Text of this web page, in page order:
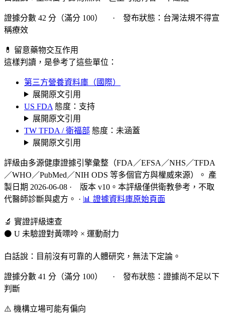
證據分數 42 分（滿分 100） · 發布狀態：台灣法規不得宣
稱療效
💊 留意藥物交互作用
這樣判讀，是參考了這些單位：
第三方營養資料庫（國際）
展開原文引用
US FDA 態度：支持
展開原文引用
TW TFDA / 衛福部 態度：未涵蓋
展開原文引用
評級由多源健康證據引擎彙整（FDA／EFSA／NHS／TFDA
／WHO／PubMed／NIH ODS 等多個官方與權威來源）。 產
製日期 2026-06-08 · 版本 v10。本評級僅供衛教參考，不取
代醫師診斷與處方。 · 📊 證據資料庫原始頁面
🔬 實證評級速查
⚫ U 未驗證對黃嘌呤 × 運動耐力
白話說：目前沒有可靠的人體研究，無法下定論。
證據分數 41 分（滿分 100） · 發布狀態：證據尚不足以下
判斷
⚠️ 機構立場可能有偏向